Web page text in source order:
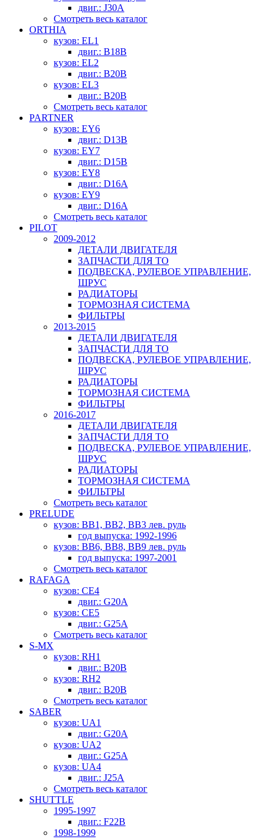
двиг.: J30A
Смотреть весь каталог
ORTHIA
кузов: EL1
двиг.: B18B
кузов: EL2
двиг.: B20B
кузов: EL3
двиг.: B20B
Смотреть весь каталог
PARTNER
кузов: EY6
двиг.: D13B
кузов: EY7
двиг.: D15B
кузов: EY8
двиг.: D16A
кузов: EY9
двиг.: D16A
Смотреть весь каталог
PILOT
2009-2012
ДЕТАЛИ ДВИГАТЕЛЯ
ЗАПЧАСТИ ДЛЯ ТО
ПОДВЕСКА, РУЛЕВОЕ УПРАВЛЕНИЕ,
ШРУС
РАДИАТОРЫ
ТОРМОЗНАЯ СИСТЕМА
ФИЛЬТРЫ
2013-2015
ДЕТАЛИ ДВИГАТЕЛЯ
ЗАПЧАСТИ ДЛЯ ТО
ПОДВЕСКА, РУЛЕВОЕ УПРАВЛЕНИЕ,
ШРУС
РАДИАТОРЫ
ТОРМОЗНАЯ СИСТЕМА
ФИЛЬТРЫ
2016-2017
ДЕТАЛИ ДВИГАТЕЛЯ
ЗАПЧАСТИ ДЛЯ ТО
ПОДВЕСКА, РУЛЕВОЕ УПРАВЛЕНИЕ,
ШРУС
РАДИАТОРЫ
ТОРМОЗНАЯ СИСТЕМА
ФИЛЬТРЫ
Смотреть весь каталог
PRELUDE
кузов: BB1, BB2, BB3 лев. руль
год выпуска: 1992-1996
кузов: BB6, BB8, BB9 лев. руль
год выпуска: 1997-2001
Смотреть весь каталог
RAFAGA
кузов: CE4
двиг.: G20A
кузов: CE5
двиг.: G25A
Смотреть весь каталог
S-MX
кузов: RH1
двиг.: B20B
кузов: RH2
двиг.: B20B
Смотреть весь каталог
SABER
кузов: UA1
двиг.: G20A
кузов: UA2
двиг.: G25A
кузов: UA4
двиг.: J25A
Смотреть весь каталог
SHUTTLE
1995-1997
двиг.: F22B
1998-1999